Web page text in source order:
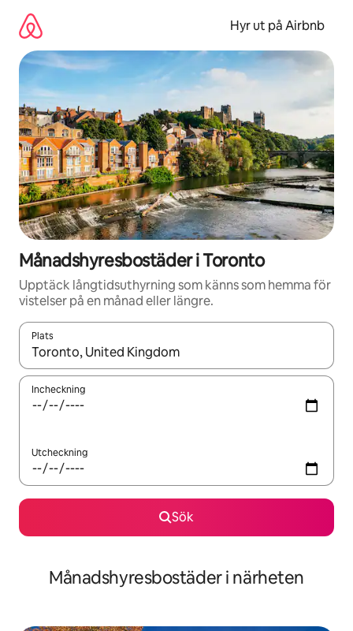
innehåll
Hyr ut på Airbnb
Månadshyresbostäder i Toronto
Upptäck långtidsuthyrning som känns som hemma för
vistelser på en månad eller längre.
Plats
När resultaten är tillgängliga kan du navigera med upp- och
Incheckning
Utcheckning
Sök
Månadshyresbostäder i närheten